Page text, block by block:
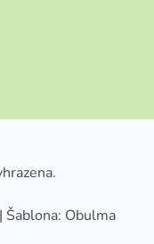
| Šablona: Obulma